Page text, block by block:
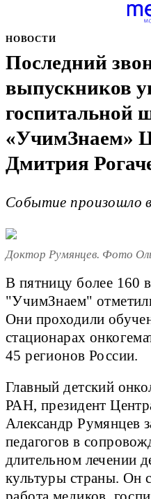
НОВОСТИ
Последний
выпускников
госпитальной
«УчимЗнаем»
Дмитрия
Cобытие произошло
Доктор Румянцев. Фото
В пятницу более 160
"УчимЗнаем"
Они проходили
стационарах
45 регионов России.
Главный детский
РАН, президент
Александр Румянцев
педагогов в
длительном лечении
культуры страны. Он